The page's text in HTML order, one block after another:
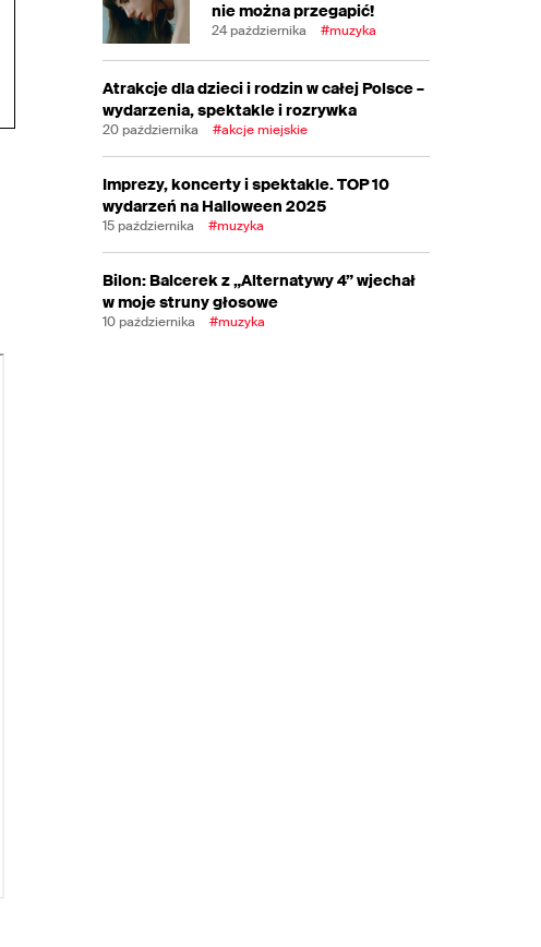
nie można przegapić!
24 października #muzyka
Atrakcje dla dzieci i rodzin w całej Polsce –
wydarzenia, spektakle i rozrywka
20 października #akcje miejskie
Imprezy, koncerty i spektakle. TOP 10
wydarzeń na Halloween 2025
15 października #muzyka
Bilon: Balcerek z „Alternatywy 4” wjechał
w moje struny głosowe
10 października #muzyka